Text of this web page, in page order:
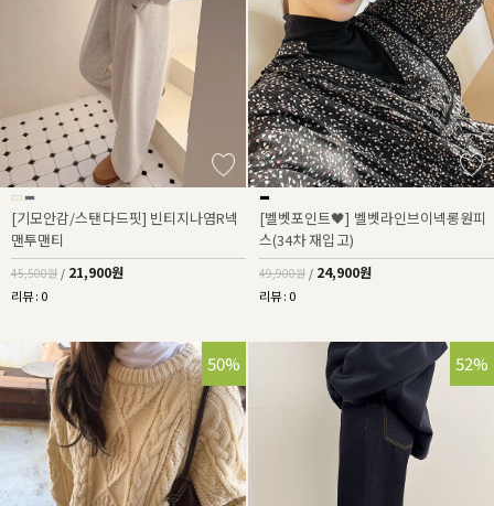
[기모안감/스탠다드핏] 빈티지나염R넥
맨투맨티
45,500원 / 21,900원
리뷰 : 0
[벨벳포인트🖤] 벨벳라인브이넥롱원피
스(34차 재입고)
49,900원 / 24,900원
리뷰 : 0
50% 52%